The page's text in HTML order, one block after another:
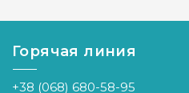
Горячая линия
+38 (068) 680-58-95